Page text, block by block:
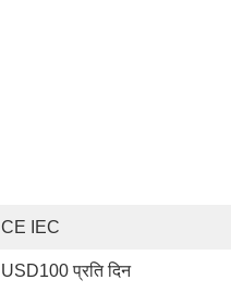
CE IEC
USD100 प्रति दिन